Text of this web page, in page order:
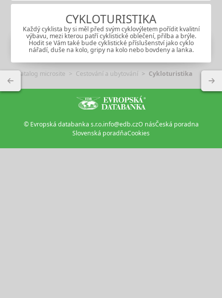
CYKLOTURISTIKA
Každý cyklista by si měl před svým cyklovýletem pořídit kvalitní
výbavu, mezi kterou patří cyklistické oblečení, přilba a brýle.
Hodit se Vám také bude cyklistické příslušenství jako cyklo
nářadí, duše na kolo, gripy na kolo nebo bovdeny a lanka.
Katalog microsite Cestování a ubytování Cykloturistika
© Evropská databanka s.r.o.info@edb.czO násČeská poradna
Slovenská poradňaCookies